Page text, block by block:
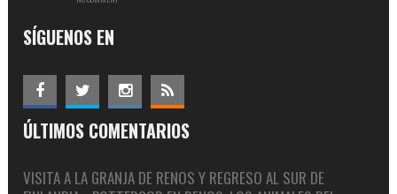
SÍGUENOS EN
ÚLTIMOS COMENTARIOS
VISITA A LA GRANJA DE RENOS Y REGRESO AL SUR DE